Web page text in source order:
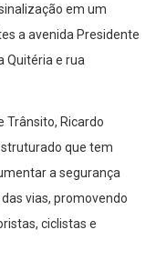
em um
a avenida Presidente
Quitéria e rua
Trânsito, Ricardo
que tem
a segurança
vias, promovendo
ciclistas e